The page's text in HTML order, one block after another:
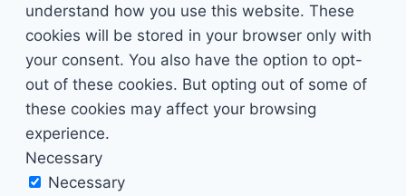
understand how you use this website. These
cookies will be stored in your browser only with
your consent. You also have the option to opt-
out of these cookies. But opting out of some of
these cookies may affect your browsing
experience.
Necessary
Necessary